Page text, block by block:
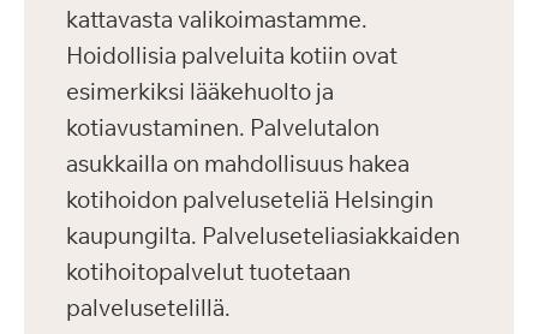
kattavasta valikoimastamme.
Hoidollisia palveluita kotiin ovat
esimerkiksi lääkehuolto ja
kotiavustaminen. Palvelutalon
asukkailla on mahdollisuus hakea
kotihoidon palveluseteliä Helsingin
kaupungilta. Palveluseteliasiakkaiden
kotihoitopalvelut tuotetaan
palvelusetelillä.